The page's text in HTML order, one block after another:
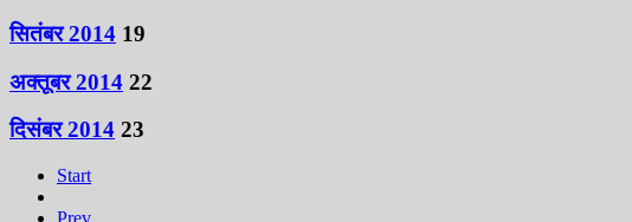
सितंबर 2014 19
अक्तूबर 2014 22
दिसंबर 2014 23
Start
Prev